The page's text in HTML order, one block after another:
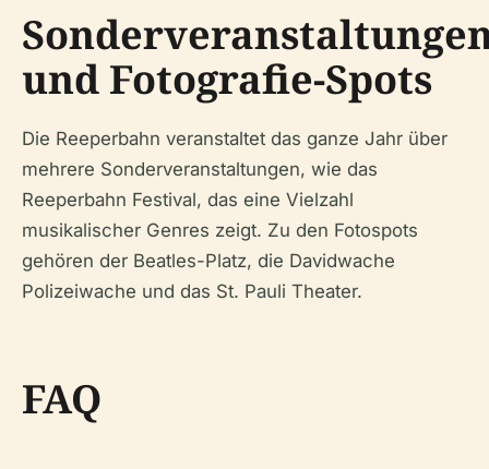
und Fotografie-Spots
Die Reeperbahn veranstaltet das ganze Jahr über
mehrere Sonderveranstaltungen, wie das
Reeperbahn Festival, das eine Vielzahl
musikalischer Genres zeigt. Zu den Fotospots
gehören der Beatles-Platz, die Davidwache
Polizeiwache und das St. Pauli Theater.
FAQ